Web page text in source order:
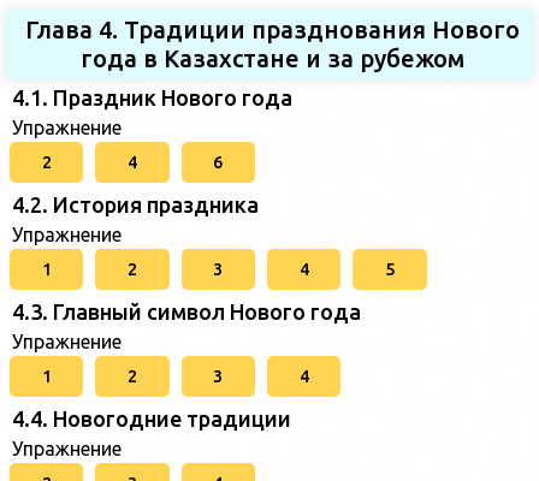
Глава 4. Традиции празднования Нового
года в Казахстане и за рубежом
4.1. Праздник Нового года
Упражнение
2 4 6
4.2. История праздника
Упражнение
1 2 3 4 5
4.3. Главный символ Нового года
Упражнение
1 2 3 4
4.4. Новогодние традиции
Упражнение